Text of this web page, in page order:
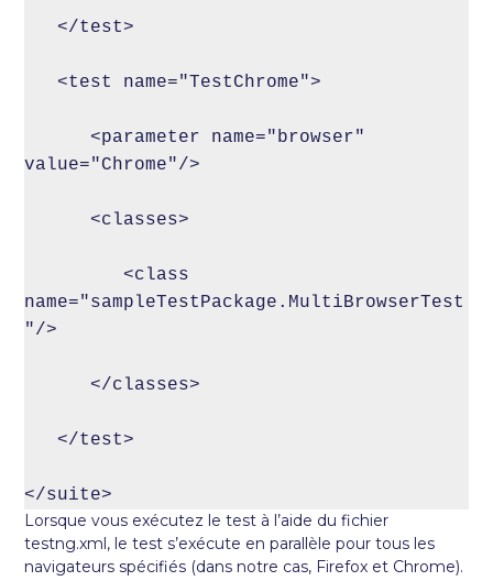
</test>
<test name="TestChrome">
<parameter name="browser"
value="Chrome"/>
<classes>
<class
name="sampleTestPackage.MultiBrowserTest
"/>
</classes>
</test>
</suite>
Lorsque vous exécutez le test à l’aide du fichier
testng.xml, le test s’exécute en parallèle pour tous les
navigateurs spécifiés (dans notre cas, Firefox et Chrome).